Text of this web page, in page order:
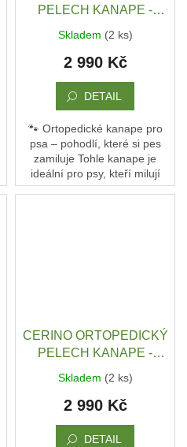
PELECH KANAPE -
ZÁTĚŽOVÁ LÁTKA - 120
x 90 x 10 - SEMIŠ ČERNÝ
VZOR / ČERNÁ
Skladem (2 ks)
2 990 Kč
DETAIL
🐾 Ortopedické kanape pro
psa – pohodlí, které si pes
zamiluje Tohle kanape je
ideální pro psy, kteří milují
pohodlí a oporu. Není to jen
CERINO ORTOPEDICKÝ
PELECH KANAPE -
ZÁTĚŽOVÁ LÁTKA - 120
x 90 x 10 - SEMIŠ ŠEDÝ
VZOR / TMAVÁ
Skladem (2 ks)
2 990 Kč
DETAIL